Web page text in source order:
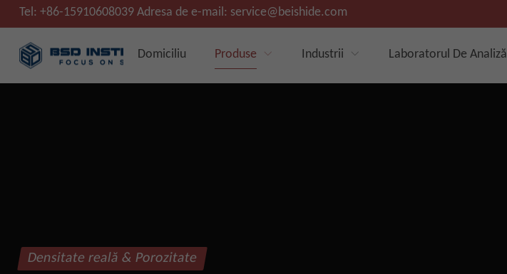
Tel: +86-15910608039Adresa de e-mail: service@beishide.com
Domiciliu Produse Industrii Laboratorul De Analiză
Densitate reală & Porozitate